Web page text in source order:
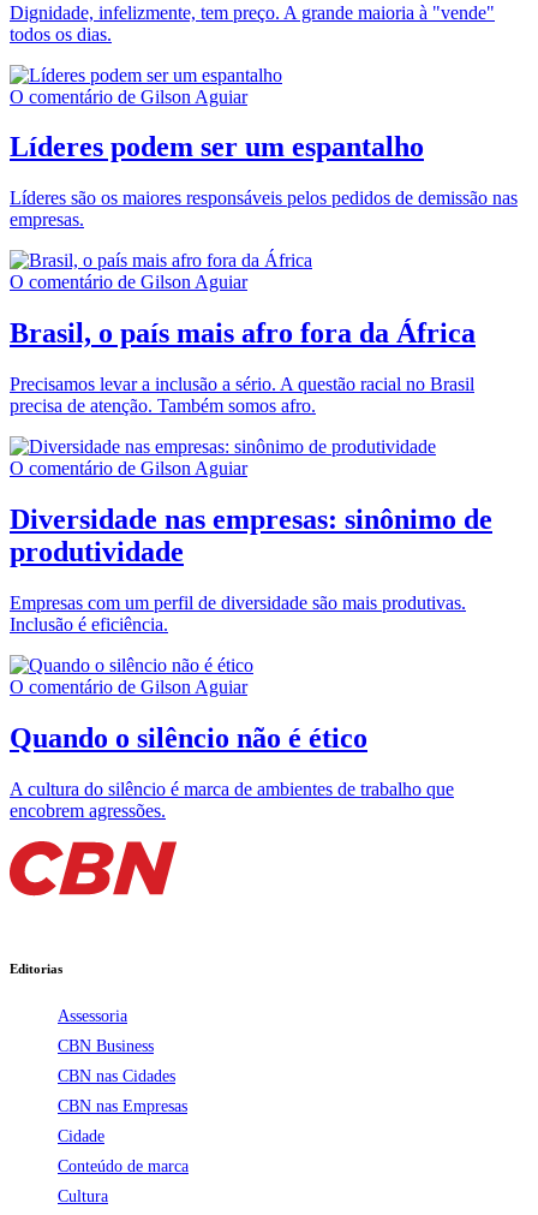
Dignidade, infelizmente, tem preço. A grande maioria à "vende"
todos os dias.
O comentário de Gilson Aguiar
Líderes podem ser um espantalho
Líderes são os maiores responsáveis pelos pedidos de demissão nas
empresas.
O comentário de Gilson Aguiar
Brasil, o país mais afro fora da África
Precisamos levar a inclusão a sério. A questão racial no Brasil
precisa de atenção. Também somos afro.
O comentário de Gilson Aguiar
Diversidade nas empresas: sinônimo de
produtividade
Empresas com um perfil de diversidade são mais produtivas.
Inclusão é eficiência.
O comentário de Gilson Aguiar
Quando o silêncio não é ético
A cultura do silêncio é marca de ambientes de trabalho que
encobrem agressões.
Editorias
Assessoria
CBN Business
CBN nas Cidades
CBN nas Empresas
Cidade
Conteúdo de marca
Cultura